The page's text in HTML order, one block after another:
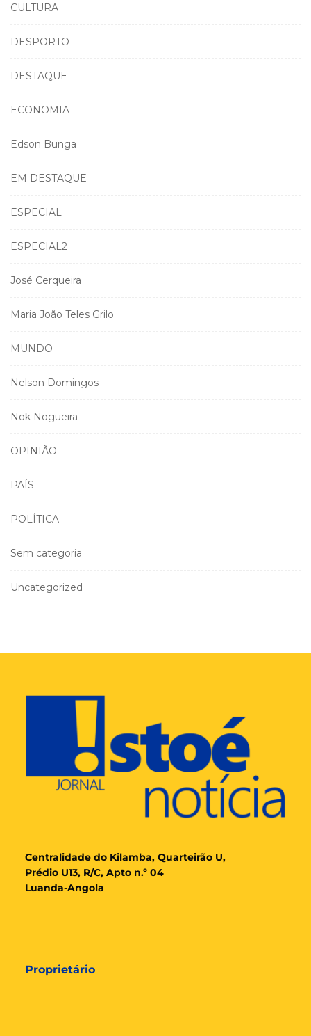
CULTURA
DESPORTO
DESTAQUE
ECONOMIA
Edson Bunga
EM DESTAQUE
ESPECIAL
ESPECIAL2
José Cerqueira
Maria João Teles Grilo
MUNDO
Nelson Domingos
Nok Nogueira
OPINIÃO
PAÍS
POLÍTICA
Sem categoria
Uncategorized
Centralidade do Kilamba, Quarteirão U,
Prédio U13, R/C, Apto n.º 04
Luanda-Angola
Proprietário